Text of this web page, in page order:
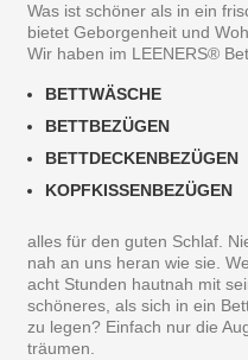
Was ist schöner als in ein
bietet Geborgenheit und
Wir haben im LEENERS®
BETTWÄSCHE
BETTBEZÜGEN
BETTDECKENBEZÜGEN
KOPFKISSENBEZÜGEN
alles für den guten Schlaf.
nah an uns heran wie sie.
acht Stunden hautnah mit
schöneres, als sich in ein
zu legen? Einfach nur die
träumen.